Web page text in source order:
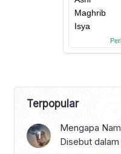
Terpopular
Mengapa
Disebut dalam